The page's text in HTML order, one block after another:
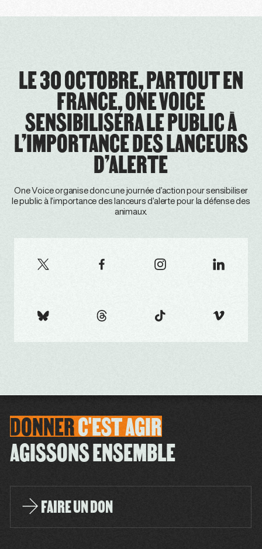
LE 30 OCTOBRE, PARTOUT EN
FRANCE, ONE VOICE
SENSIBILISERA LE PUBLIC À
L’IMPORTANCE DES LANCEURS
D’ALERTE
One Voice organise donc une journée d’action pour sensibiliser
le public à l’importance des lanceurs d’alerte pour la défense des
animaux.
DONNERC'ESTAGIR
AGISSONS ENSEMBLE
FAIRE UN DON